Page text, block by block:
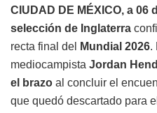
CIUDAD DE MÉXICO, a 06
selección de Inglaterra
recta final del
Mundial 2026.
mediocampista Jordan
el brazo al concluir el
que quedó descartado para